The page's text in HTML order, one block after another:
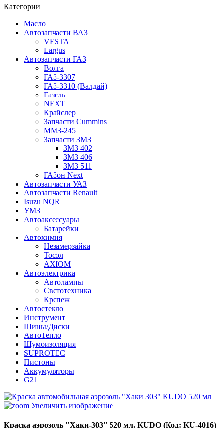
Категории
Масло
Автозапчасти ВАЗ
VESTA
Largus
Автозапчасти ГАЗ
Волга
ГАЗ-3307
ГАЗ-3310 (Валдай)
Газель
NEXT
Крайслер
Запчасти Cummins
ММЗ-245
Запчасти ЗМЗ
ЗМЗ 402
ЗМЗ 406
ЗМЗ 511
ГАЗон Next
Автозапчасти УАЗ
Автозапчасти Renault
Isuzu NQR
УМЗ
Автоаксессуары
Батарейки
Автохимия
Незамерзайка
Тосол
AXIOM
Автоэлектрика
Автолампы
Светотехника
Крепеж
Автостекло
Инструмент
Шины/Диски
АвтоТепло
Шумоизоляция
SUPROTEC
Пистоны
Аккумуляторы
G21
Увеличить изображение
Краска аэрозоль "Хаки-303" 520 мл. KUDO (Код: KU-4016)